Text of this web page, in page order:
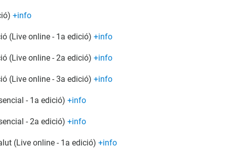
+info
(Live online - 1a edició) +info
(Live online - 2a edició) +info
(Live online - 3a edició) +info
- 1a edició) +info
- 2a edició) +info
(Live online - 1a edició) +info